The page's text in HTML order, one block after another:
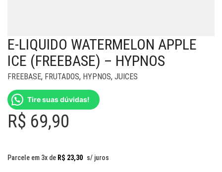
E-LIQUIDO WATERMELON APPLE
ICE (FREEBASE) – HYPNOS
FREEBASE, FRUTADOS, HYPNOS, JUICES
Tire suas dúvidas!
R$ 69,90
Parcele em 3x de R$ 23,30 s/ juros